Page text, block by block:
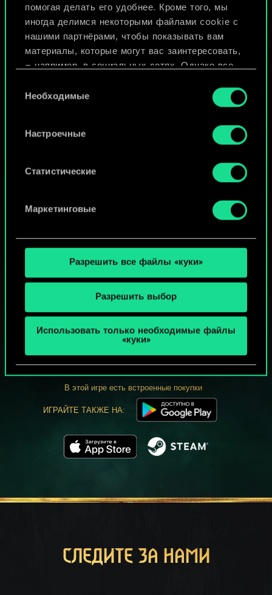
помогая делать его удобнее. Кроме того, мы
иногда делимся некоторыми файлами cookie с
нашими партнёрами, чтобы показывать вам
материалы, которые могут вас заинтересовать,
— например, в социальных сетях. Однако все
разрешения.
Найти подробную информацию о том, как мы
используем ваши файлы cookie, и изменить
«Настройки» ниже.
согласия
Необходимые
Настроечные
Статистические
Маркетинговые
Разрешить все файлы «куки»
Разрешить выбор
Использовать только необходимые файлы
«куки»
Изменить колоду
ИЛИ
МОЖЕТ ПАРТЕЕЧКУ В ГВИНТ?
ИГРАТЬ
БЕСПЛАТНО НА ПК
В этой игре есть встроенные покупки
ИГРАЙТЕ ТАКЖЕ НА:
СЛЕДИТЕ ЗА НАМИ